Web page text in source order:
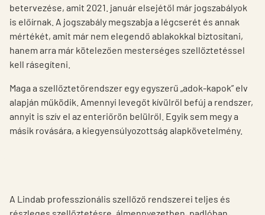
betervezése, amit 2021. január elsejétől már jogszabályok
is előírnak. A jogszabály megszabja a légcserét és annak
mértékét, amit már nem elegendő ablakokkal biztosítani,
hanem arra már kötelezően mesterséges szellőztetéssel
kell rásegíteni.
Maga a szellőztetőrendszer egy egyszerű „adok-kapok” elv
alapján működik. Amennyi levegőt kívülről befúj a rendszer,
annyit is szív el az enteriőrön belülről. Egyik sem megy a
másik rovására, a kiegyensúlyozottság alapkövetelmény.
A Lindab professzionális szellőző rendszerei teljes és